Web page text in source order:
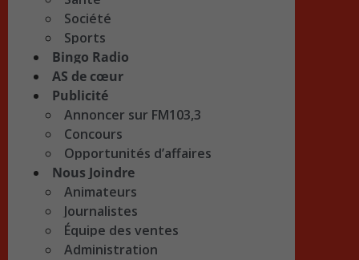
Société
Sports
Bingo Radio
AS de cœur
Publicité
Annoncer sur FM103,3
Concours
Opportunités d’affaires
Nous Joindre
Animateurs
Journalistes
Équipe des ventes
Administration